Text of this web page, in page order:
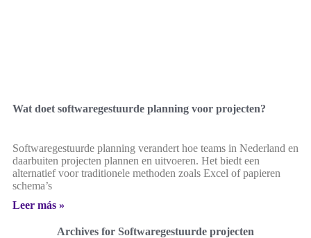
Wat doet softwaregestuurde planning voor projecten?
Softwaregestuurde planning verandert hoe teams in Nederland en
daarbuiten projecten plannen en uitvoeren. Het biedt een
alternatief voor traditionele methoden zoals Excel of papieren
schema’s
Leer más »
Archives for Softwaregestuurde projecten